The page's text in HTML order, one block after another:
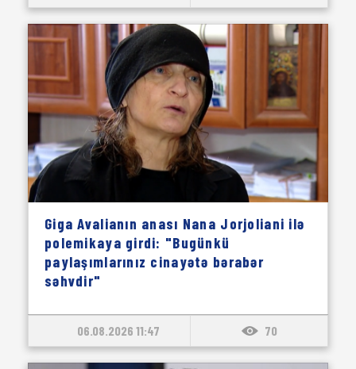
Giga Avalianın anası Nana Jorjoliani ilə
polemikaya girdi: "Bugünkü
paylaşımlarınız cinayətə bərabər
səhvdir"
06.08.2026 11:47 70